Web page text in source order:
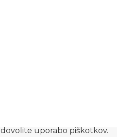
uporabo piškotkov.